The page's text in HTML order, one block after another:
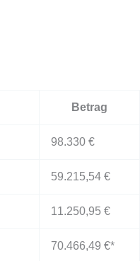
Betrag
98.330 €
59.215,54 €
11.250,95 €
70.466,49 €*